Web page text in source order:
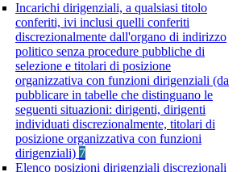
Incarichi dirigenziali, a qualsiasi titolo
conferiti, ivi inclusi quelli conferiti
discrezionalmente dall'organo di indirizzo
politico senza procedure pubbliche di
selezione e titolari di posizione
organizzativa con funzioni dirigenziali (da
pubblicare in tabelle che distinguano le
seguenti situazioni: dirigenti, dirigenti
individuati discrezionalmente, titolari di
posizione organizzativa con funzioni
dirigenziali) 7
Elenco posizioni dirigenziali discrezionali